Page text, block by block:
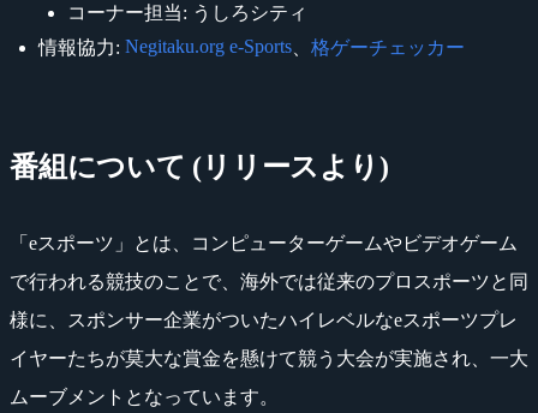
コーナー担当: うしろシティ
情報協力: Negitaku.org e-Sports 格ゲーチェッカー
番組について (リリースより)
「eスポーツ」とは、コンピューターゲームやビデオゲーム
で行われる競技のことで、海外では従来のプロスポーツと同
様に、スポンサー企業がついたハイレベルなeスポーツプレ
イヤーたちが莫大な賞金を懸けて競う大会が実施され、一大
ムーブメントとなっています。